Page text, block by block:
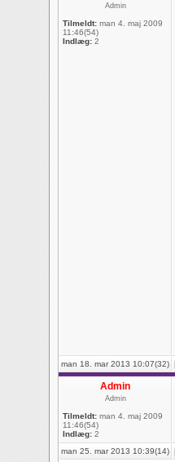
Admin
Tilmeldt: man 4. maj 2009
11:46(54)
Indlæg: 2
man 18. mar 2013 10:07(32)
Admin
Admin
Tilmeldt: man 4. maj 2009
11:46(54)
Indlæg: 2
man 25. mar 2013 10:39(14)